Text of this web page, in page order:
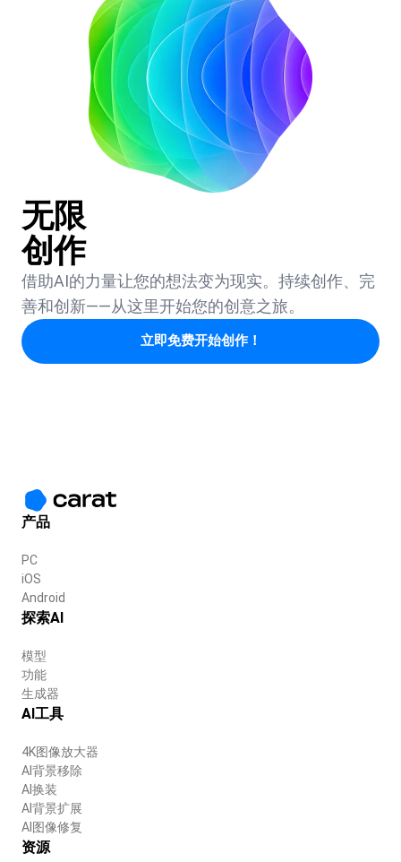
无限
创作
借助AI的力量让您的想法变为现实。持续创作、完
善和创新——从这里开始您的创意之旅。
立即免费开始创作！
产品
PC
iOS
Android
探索AI
模型
功能
生成器
AI工具
4K图像放大器
AI背景移除
AI换装
AI背景扩展
AI图像修复
资源